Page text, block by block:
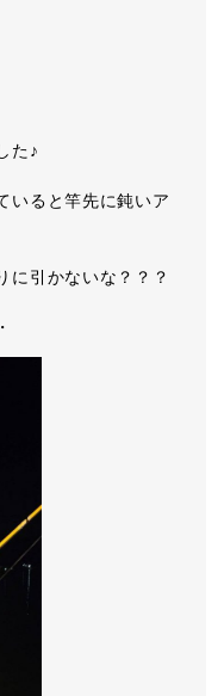
た♪
いると竿先に鈍いア
に引かないな？？？